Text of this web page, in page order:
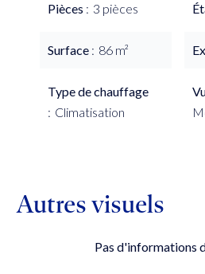
Pièces 3 pièces
Surface 86 m²
Type de chauffage
Climatisation
Autres visuels
Pas d'informations